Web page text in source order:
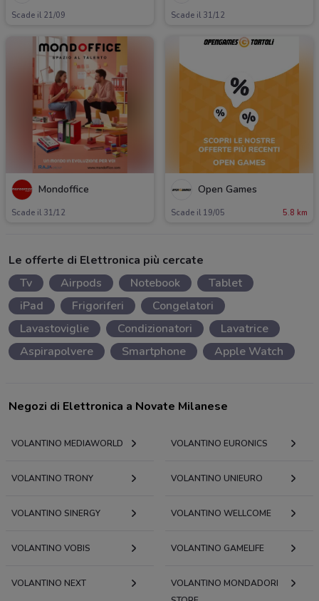
Scade il 21/09 Scade il 31/12
Mondoffice
Scade il 31/12
Open Games
Scade il 19/05 5.8 km
Le offerte di Elettronica più cercate
Tv
Airpods Notebook
Tablet
iPad
Frigoriferi
Congelatori
Lavastoviglie
Condizionatori
Lavatrice
Aspirapolvere
Smartphone Apple Watch
Negozi di Elettronica a Novate Milanese
VOLANTINO MEDIAWORLD VOLANTINO EURONICS
VOLANTINO TRONY VOLANTINO UNIEURO
VOLANTINO SINERGY VOLANTINO WELLCOME
VOLANTINO VOBIS VOLANTINO GAMELIFE
VOLANTINO NEXT
VOLANTINO MONDADORI